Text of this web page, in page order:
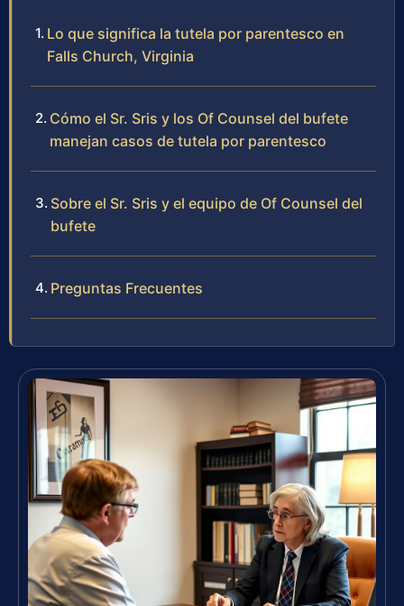
Lo que significa la tutela por parentesco en
Falls Church, Virginia
Cómo el Sr. Sris y los Of Counsel del bufete
manejan casos de tutela por parentesco
Sobre el Sr. Sris y el equipo de Of Counsel del
bufete
Preguntas Frecuentes